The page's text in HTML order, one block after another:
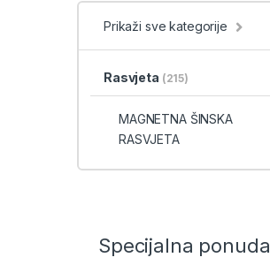
Prikaži sve kategorije
Rasvjeta (215)
MAGNETNA ŠINSKA
RASVJETA
Specijalna ponuda